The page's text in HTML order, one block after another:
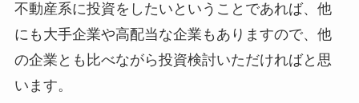
不動産系に投資をしたいということであれば、他
にも大手企業や高配当な企業もありますので、他
の企業とも比べながら投資検討いただければと思
います。